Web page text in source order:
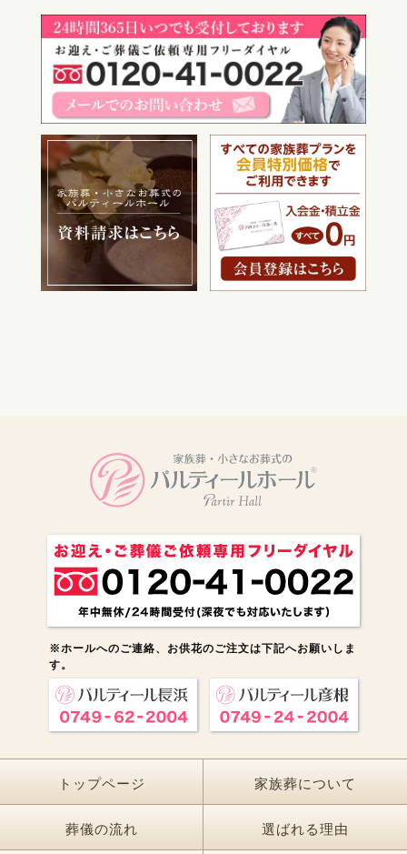
※ホールへのご連絡、お供花のご注文は下記へお願いしま
す。
トップページ 家族葬について
葬儀の流れ 選ばれる理由